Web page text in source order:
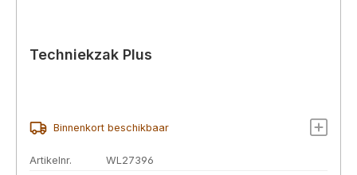
Techniekzak Plus
Binnenkort beschikbaar
Artikelnr.
WL27396